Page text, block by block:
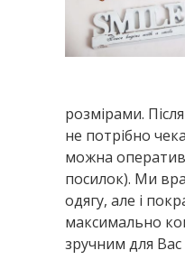
розмірами.
не потрібно
можна
посилок). Ми
одягу, але і
максимально
зручним для